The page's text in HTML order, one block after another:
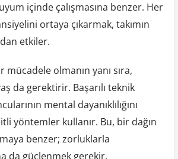
içinde çalışmasına benzer. Her
ortaya çıkarmak, takımın
etkiler.
mücadele olmanın yanı sıra,
da gerektirir. Başarılı teknik
mental dayanıklılığını
yöntemler kullanır. Bu, bir dağın
benzer; zorluklarla
da güçlenmek gerekir.